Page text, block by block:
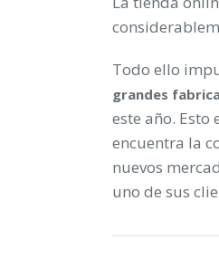
Todo ello
grandes
este año.
encuentra la
nuevos
uno de sus